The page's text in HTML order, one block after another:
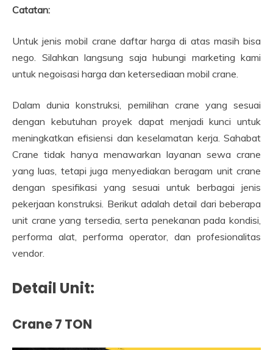
Catatan:
Untuk jenis mobil crane daftar harga di atas masih bisa
nego. Silahkan langsung saja hubungi marketing kami
untuk negoisasi harga dan ketersediaan mobil crane.
Dalam dunia konstruksi, pemilihan crane yang sesuai
dengan kebutuhan proyek dapat menjadi kunci untuk
meningkatkan efisiensi dan keselamatan kerja. Sahabat
Crane tidak hanya menawarkan layanan sewa crane
yang luas, tetapi juga menyediakan beragam unit crane
dengan spesifikasi yang sesuai untuk berbagai jenis
pekerjaan konstruksi. Berikut adalah detail dari beberapa
unit crane yang tersedia, serta penekanan pada kondisi,
performa alat, performa operator, dan profesionalitas
vendor.
Detail Unit:
Crane 7 TON